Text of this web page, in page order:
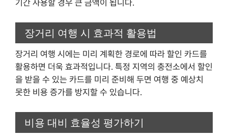
기간 사용할 경우 큰 금액이 됩니다.
장거리 여행 시 효과적 활용법
장거리 여행 시에는 미리 계획한 경로에 따라 할인 카드를
활용하면 더욱 효과적입니다. 특정 지역의 충전소에서 할인
을 받을 수 있는 카드를 미리 준비해 두면 여행 중 예상치
못한 비용 증가를 방지할 수 있습니다.
비용 대비 효율성 평가하기